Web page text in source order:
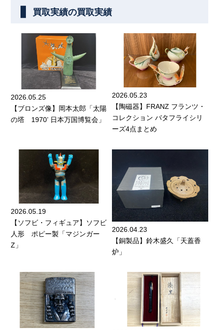
買取実績の買取実績
2026.05.25
【ブロンズ像】岡本太郎「太陽
の塔 1970’ 日本万国博覧会」
2026.05.23
【陶磁器】FRANZ フランツ・
コレクション バタフライシリ
ーズ4点まとめ
2026.05.19
【ソフビ・フィギュア】ソフビ
人形 ポピー製「マジンガー
Z」
2026.04.23
【銅製品】鈴木盛久「天蓋香
炉」